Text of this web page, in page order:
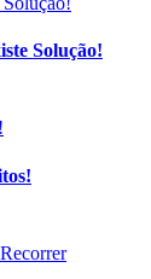
Solução!